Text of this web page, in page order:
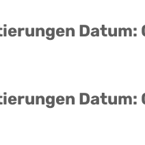
Datum:
Datum: